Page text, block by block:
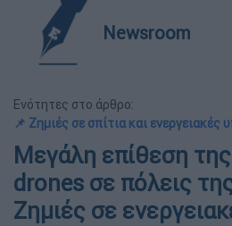
Newsroom
Ενότητες στο άρθρο:
📌 Ζημιές σε σπίτια και ενεργειακές
Μεγάλη επίθεση
drones σε πόλεις
Ζημιές σε